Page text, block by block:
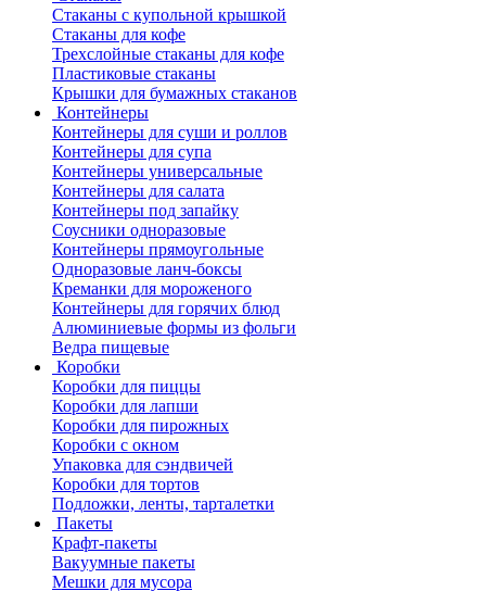
Стаканы с купольной крышкой
Стаканы для кофе
Трехслойные стаканы для кофе
Пластиковые стаканы
Крышки для бумажных стаканов
Контейнеры
Контейнеры для суши и роллов
Контейнеры для супа
Контейнеры универсальные
Контейнеры для салата
Контейнеры под запайку
Соусники одноразовые
Контейнеры прямоугольные
Одноразовые ланч-боксы
Креманки для мороженого
Контейнеры для горячих блюд
Алюминиевые формы из фольги
Ведра пищевые
Коробки
Коробки для пиццы
Коробки для лапши
Коробки для пирожных
Коробки с окном
Упаковка для сэндвичей
Коробки для тортов
Подложки, ленты, тарталетки
Пакеты
Крафт-пакеты
Вакуумные пакеты
Мешки для мусора